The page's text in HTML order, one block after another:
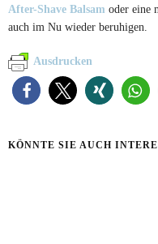
After-Shave Balsam oder eine
auch im Nu wieder beruhigen.
Ausdrucken
KÖNNTE SIE AUCH